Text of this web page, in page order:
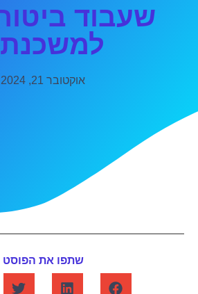
שעבוד
אוקטובר 21, 2024
שתפו את הפוסט